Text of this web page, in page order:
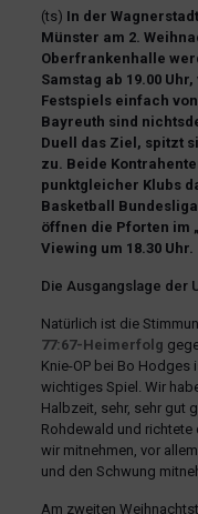
(ts) In der
Münster am 2.
Oberfrankenhalle
Samstag ab 19.00
Festspiels einfach
Bayreuth sind
Duell das Ziel, spitzt
zu. Beide
punktgleicher Klubs
Basketball
öffnen die Pforten im
Viewing um 18.30 Uhr.
Die Ausgangslage der
Natürlich ist die
77:67-Heimerfolg
Knie-OP bei Bo Hodges
wichtiges Spiel. Wir
Halbzeit, sehr, sehr gut
Rohdewald und richtete
wir mitnehmen, vor
und den Schwung
Am zweiten